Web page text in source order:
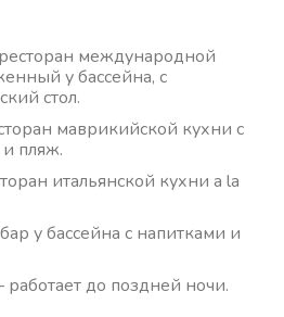
международной
у бассейна, с
стол.
маврикийской кухни с
пляж.
итальянской кухни a la
у бассейна с напитками и
до поздней ночи.